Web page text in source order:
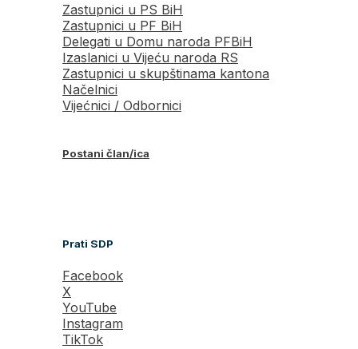
Zastupnici u PS BiH
Zastupnici u PF BiH
Delegati u Domu naroda PFBiH
Izaslanici u Vijeću naroda RS
Zastupnici u skupštinama kantona
Načelnici
Vijećnici / Odbornici
Postani član/ica
Prati SDP
Facebook
X
YouTube
Instagram
TikTok